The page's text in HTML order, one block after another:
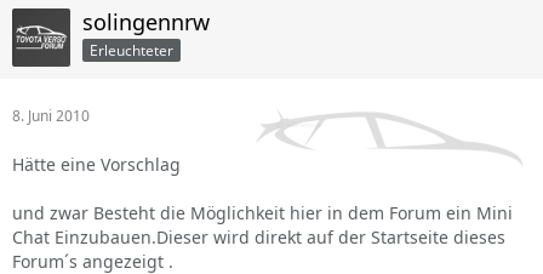
solingennrw
Erleuchteter
8. Juni 2010
Hätte eine Vorschlag
und zwar Besteht die Möglichkeit hier in dem Forum ein Mini
Chat Einzubauen.Dieser wird direkt auf der Startseite dieses
Forum´s angezeigt .